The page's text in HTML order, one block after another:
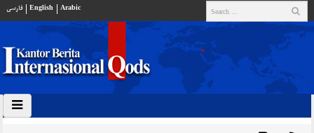
فارسي English Arabic